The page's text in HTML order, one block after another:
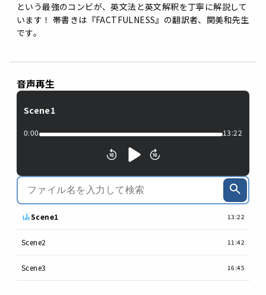
という最強のコンビが、英文法と英文解釈を丁寧に解説して
います！ 帯書きは『FACTFULNESS』の翻訳者、関美和先生
です。
音声再生
Scene1
0:00 13:22
Scene1 13:22
Scene2 11:42
Scene3 16:45